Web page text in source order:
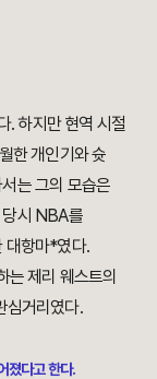
. 하지만 현역 시절
한 개인기와 슛
는 그의 모습은
당시 NBA를
대항마*였다.
는 제리 웨스트의
심거리였다.
졌다고 한다.